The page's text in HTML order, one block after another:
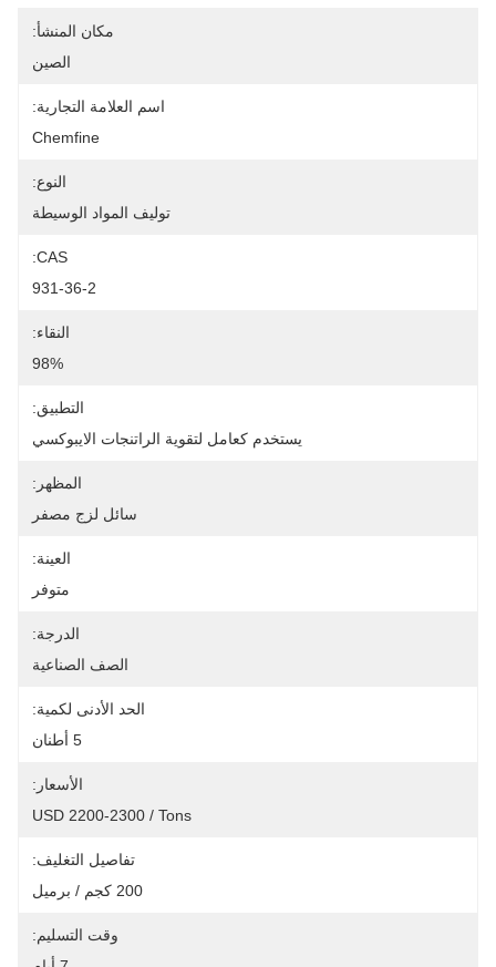
مكان المنشأ:
الصين
اسم العلامة التجارية:
Chemfine
النوع:
توليف المواد الوسيطة
CAS:
931-36-2
النقاء:
98%
التطبيق:
يستخدم كعامل لتقوية الراتنجات الايبوكسي
المظهر:
سائل لزج مصفر
العينة:
متوفر
الدرجة:
الصف الصناعية
الحد الأدنى لكمية:
5 أطنان
الأسعار:
USD 2200-2300 / Tons
تفاصيل التغليف:
200 كجم / برميل
وقت التسليم: